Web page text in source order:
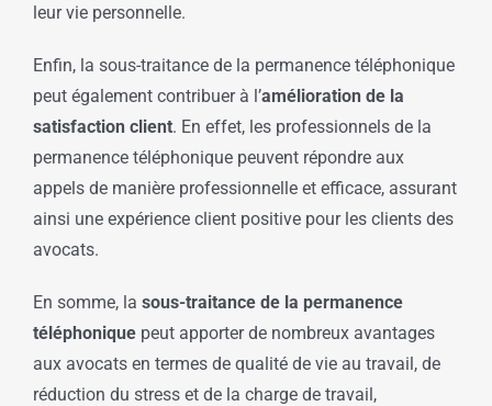
leur vie personnelle.
Enfin, la sous-traitance de la permanence téléphonique
peut également contribuer à l’amélioration de la
satisfaction client. En effet, les professionnels de la
permanence téléphonique peuvent répondre aux
appels de manière professionnelle et efficace, assurant
ainsi une expérience client positive pour les clients des
avocats.
En somme, la sous-traitance de la permanence
téléphoniquepeut apporter de nombreux avantages
aux avocats en termes de qualité de vie au travail, de
réduction du stress et de la charge de travail,